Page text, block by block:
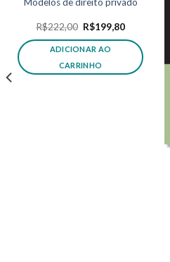
R$222,00 O
original
era:
R$222,00.
R$199,80O
atual
R$199,80.
ADICIONAR AO
CARRINHO